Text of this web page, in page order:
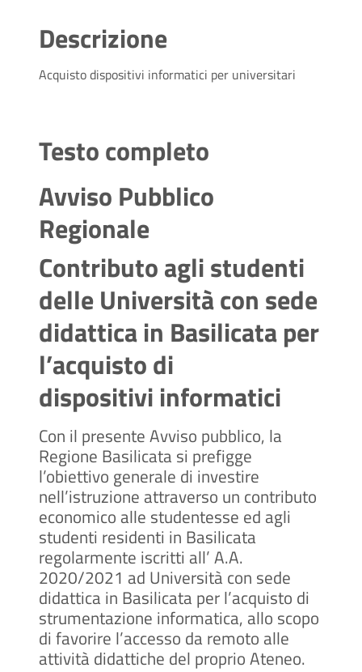
Descrizione
Acquisto dispositivi informatici per universitari
Testo completo
Avviso Pubblico
Regionale
Contributo agli studenti
delle Università con sede
didattica in Basilicata per
l’acquisto di
dispositivi informatici
Con il presente Avviso pubblico, la
Regione Basilicata si prefigge
l’obiettivo generale di investire
nell’istruzione attraverso un contributo
economico alle studentesse ed agli
studenti residenti in Basilicata
regolarmente iscritti all’ A.A.
2020/2021 ad Università con sede
didattica in Basilicata per l’acquisto di
strumentazione informatica, allo scopo
di favorire l’accesso da remoto alle
attività didattiche del proprio Ateneo.